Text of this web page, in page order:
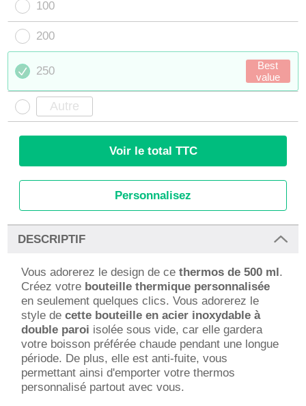
100
200
250
Best
value
Voir le total TTC
Personnalisez
DESCRIPTIF
Vous adorerez le design de cethermos de 500 ml.
Créez votre bouteille thermique personnalisée
en seulement quelques clics. Vous adorerez le
style decette bouteille en acier inoxydable à
double paroi isolée sous vide, car elle gardera
votre boisson préférée chaude pendant une longue
période. De plus, elle est anti-fuite, vous
permettant ainsi d'emporter votre thermos
personnalisé partout avec vous.